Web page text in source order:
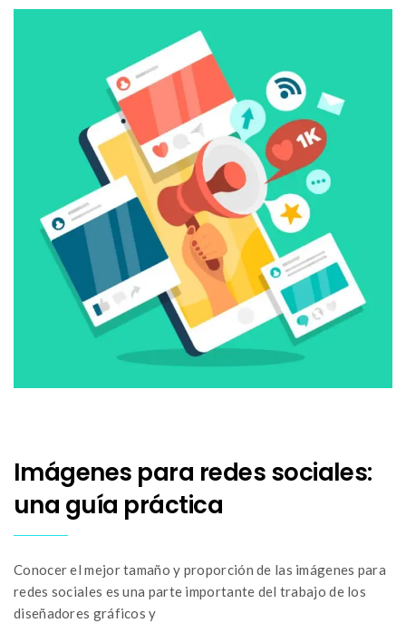
Imágenes para redes sociales:
una guía práctica
Conocer el mejor tamaño y proporción de las imágenes para
redes sociales es una parte importante del trabajo de los
diseñadores gráficos y